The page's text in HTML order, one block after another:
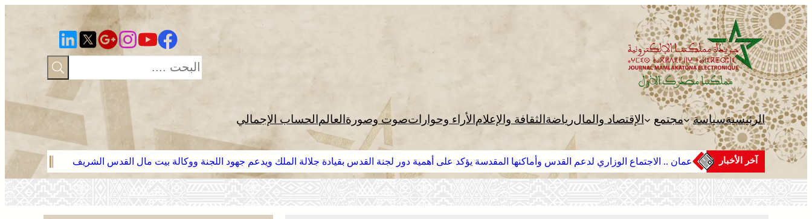
تخطى
إلى
المحتوى
الرئيسيةسياسة مجتمع الإقتصاد والمالرياضة الثقافة والإعلام الأراء وحواراتصوت وصورة العالم الحساب الإجمالي
آخر الأخبار عمان .. الاجتماع الوزاري لدعم القدس وأماكنها المقدسة يؤكد على أهمية دور لجنة القدس بقيادة جلالة الملك ويدعم جهود اللجنة ووكالة بيت مال القدس الشريف موجة حر